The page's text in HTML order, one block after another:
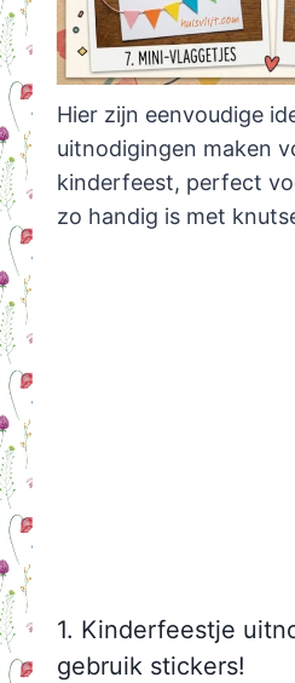
Hier zijn eenvoudige
uitnodigingen maken
kinderfeest, perfect
zo handig is met
1. Kinderfeestje
gebruik stickers!